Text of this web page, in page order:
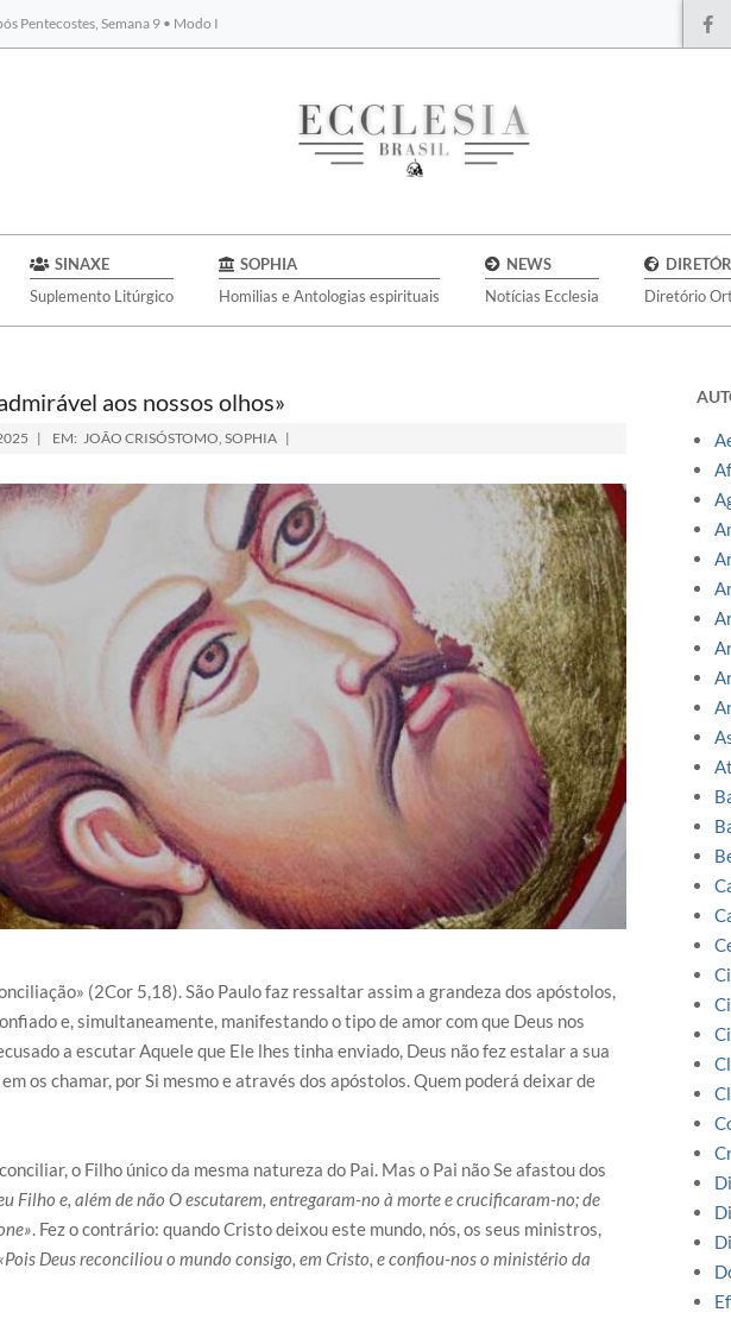
Pentecostes, Semana 9 • Modo I
BYBLOS
SINAXE
Suplemento Litúrgico
SOPHIA
Homilias e Antologias espirituais
NEWS
Notícias Ecclesia
Diretório
aos nossos olhos»
EM: JOÃO CRISÓSTOMO, SOPHIA
(2Cor 5,18). São Paulo faz ressaltar assim a grandeza dos apóstolos,
e, simultaneamente, manifestando o tipo de amor com que Deus nos
a escutar Aquele que Ele lhes tinha enviado, Deus não fez estalar a sua
os chamar, por Si mesmo e através dos apóstolos. Quem poderá deixar de
o Filho único da mesma natureza do Pai. Mas o Pai não Se afastou dos
Filho e, além de não O escutarem, entregaram-no à morte e crucificaram-no; de
. Fez o contrário: quando Cristo deixou este mundo, nós, os seus ministros,
Deus reconciliou o mundo consigo, em Cristo, e confiou-nos o ministério da